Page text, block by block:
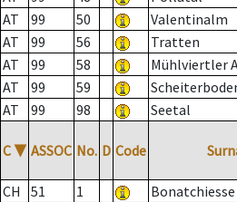
AT
99 50 Valentinalm
AT
99 56 Tratten
AT
99 58 Mühlviertler
AT
99 59
AT
99 98 Seetal
C ▼ ASSOC No. D Code
CH
51 1 Bonatchiesse